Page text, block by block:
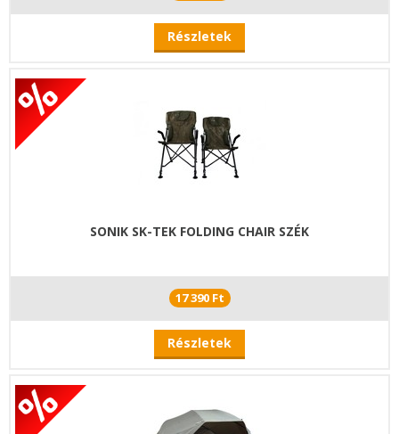
Részletek
SONIK SK-TEK FOLDING CHAIR SZÉK
17 390 Ft
Részletek